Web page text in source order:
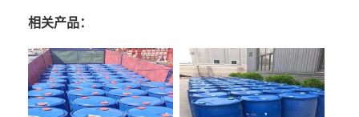
相关产品：